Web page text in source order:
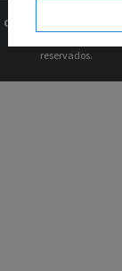
Copyright © 2026
reservados.